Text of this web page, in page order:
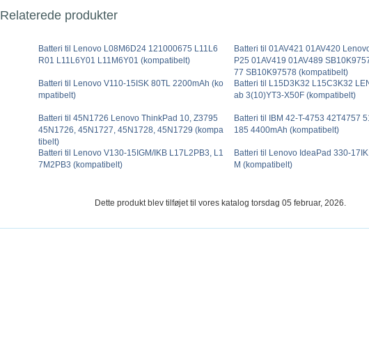
Relaterede produkter
Batteri til Lenovo L08M6D24 121000675 L11L6
R01 L11L6Y01 L11M6Y01 (kompatibelt)
Batteri til 01AV421 01AV420
P25 01AV419 01AV489
77 SB10K97578 (kompatibelt)
Batteri til Lenovo V110-15ISK 80TL 2200mAh (ko
mpatibelt)
Batteri til L15D3K32 L15C3K32
ab 3(10)YT3-X50F (kompatibelt)
Batteri til 45N1726 Lenovo ThinkPad 10, Z3795
45N1726, 45N1727, 45N1728, 45N1729 (kompa
tibelt)
Batteri til IBM 42-T-4753 42T4757
185 4400mAh (kompatibelt)
Batteri til Lenovo V130-15IGM/IKB L17L2PB3, L1
7M2PB3 (kompatibelt)
Batteri til Lenovo IdeaPad 330-
M (kompatibelt)
Dette produkt blev tilføjet til vores katalog torsdag 05 februar, 2026.